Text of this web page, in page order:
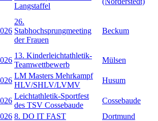
Langstaffel
26.
Stabhochsprungmeeting
der Frauen
Beckum
13. Kinderleichtathletik-
Teamwettbewerb
Mülsen
LM Masters Mehrkampf
HLV/SHLV/LVMV
Husum
Leichtathletik-Sportfest
des TSV Cossebaude
Cossebaude
8. DO IT FAST
Dortmund